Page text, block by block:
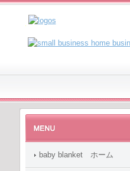
baby blanket ホーム